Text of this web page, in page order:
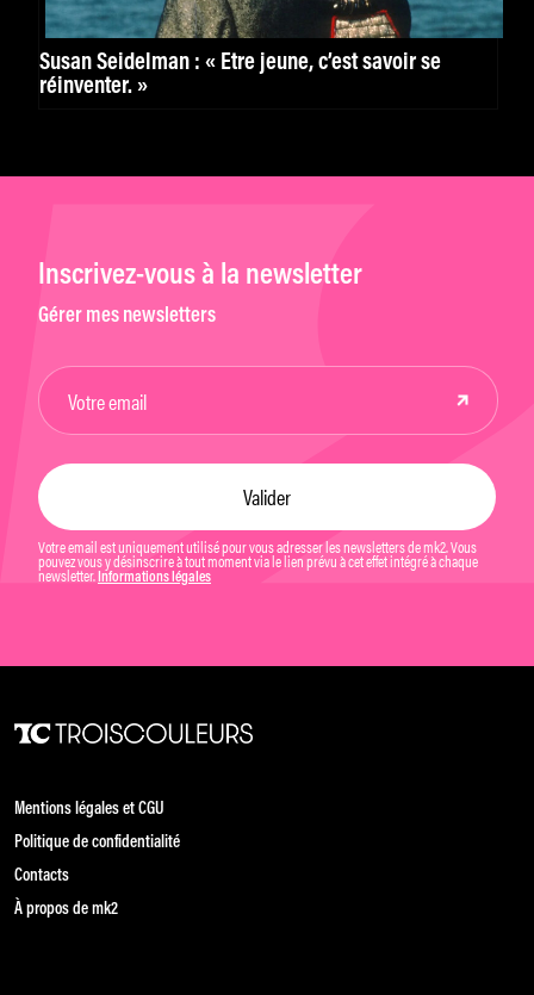
Susan Seidelman : « Être jeune, c’est savoir se
réinventer. »
Inscrivez-vous à la newsletter
Gérer mes newsletters
Votre email est uniquement utilisé pour vous adresser les newsletters de mk2. Vous
pouvez vous y désinscrire à tout moment via le lien prévu à cet effet intégré à chaque
newsletter. Informations légales
Mentions légales et CGU
Politique de confidentialité
Contacts
À propos de mk2